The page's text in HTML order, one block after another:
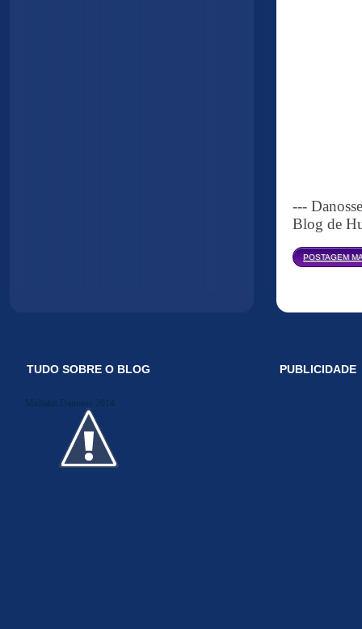
---
Blog de
POSTAGEM
TUDO SOBRE O BLOG
Midiakit Danosse 2014
PUBLICIDADE